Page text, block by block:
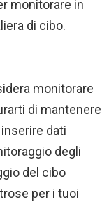
monitorare in
di cibo.
monitorare
di mantenere
dati
degli
del cibo
per i tuoi